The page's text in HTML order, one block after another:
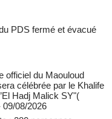
PDS fermé et évacué
officiel du Maouloud
célébrée par le Khalife
Hadj Malick SY"(
09/08/2026